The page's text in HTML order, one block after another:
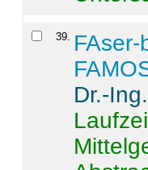
39.
Dr.-